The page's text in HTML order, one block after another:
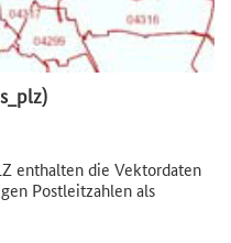
enthalten die Vektordaten
Postleitzahlen als